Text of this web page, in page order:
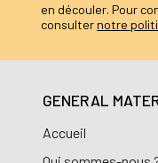
en découler. Pour
consulternotre
GENERAL
Accueil